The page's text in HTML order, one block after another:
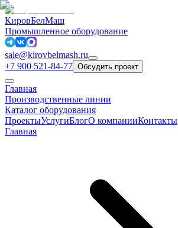
КировБелМаш
Промышленное оборудование
sale@kirovbelmash.ru
+7 900 521-84-77 Обсудить проект
Главная
Производственные линии
Каталог оборудования
ПроектыУслугиБлогО компанииКонтакты
Главная